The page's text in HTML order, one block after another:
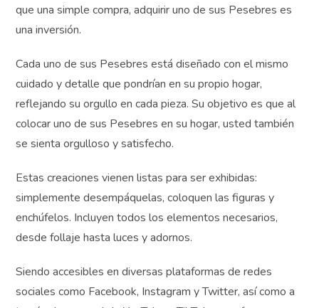
adquirieron sus primeros modelos aún los conserven en
perfecto estado, lo que les lleva a considerar que más
una inversión.
Cada uno de sus Pesebres está diseñado con el mismo
cuidado y detalle que pondrían en su propio hogar,
reflejando su orgullo en cada pieza. Su objetivo es que
también se sienta orgulloso y satisfecho.
Estas creaciones vienen listas para ser exhibidas:
simplemente desempáquelas, coloquen las figuras y
desde follaje hasta luces y adornos.